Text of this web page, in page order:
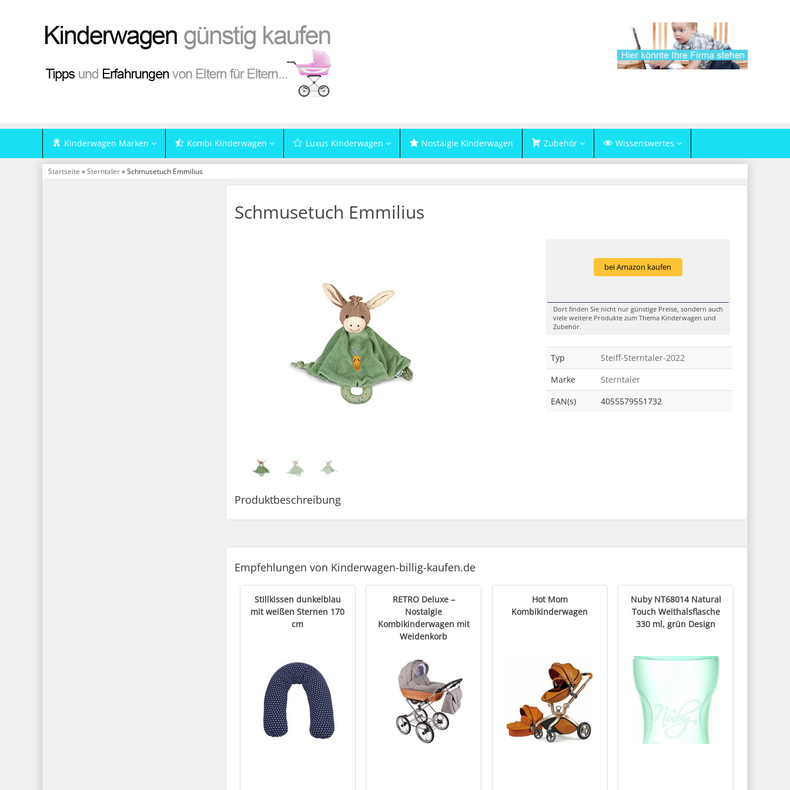
Kinderwagen Marken Kombi Kinderwagen Luxus Kinderwagen Nostalgie Kinderwagen Zubehör Wissenswertes
Startseite »Sterntaler» Schmusetuch Emmilius
Schmusetuch Emmilius
bei Amazon kaufen
Dort finden Sie nicht nur günstige Preise, sondern auch
viele weitere Produkte zum Thema Kinderwagen und
Zubehör.
Typ
Steiff-Sterntaler-2022
Marke
Sterntaler
EAN(s)
4055579551732
Produktbeschreibung
Empfehlungen von Kinderwagen-billig-kaufen.de
Stillkissen dunkelblau
mit weißen Sternen 170
cm
RETRO Deluxe –
Nostalgie
Kombikinderwagen mit
Weidenkorb
Hot Mom
Kombikinderwagen
Nuby NT68014 Natural
Touch Weithalsflasche
330 ml, grün Design